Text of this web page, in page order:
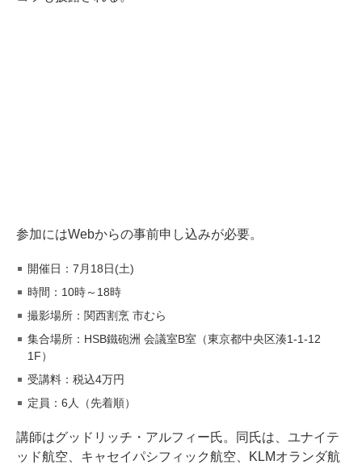
参加にはWebからの事前申し込みが必要。
開催日：7月18日(土)
時間：10時～18時
撮影場所：関西割烹 市むら
集合場所：HSB鐵砲洲 会議室B室（東京都中央区湊1-1-12
1F）
受講料：税込4万円
定員：6人（先着順）
講師はグッドリッチ・アルフィー氏。同氏は、ユナイテ
ッド航空、キャセイパシフィック航空、KLMオランダ航